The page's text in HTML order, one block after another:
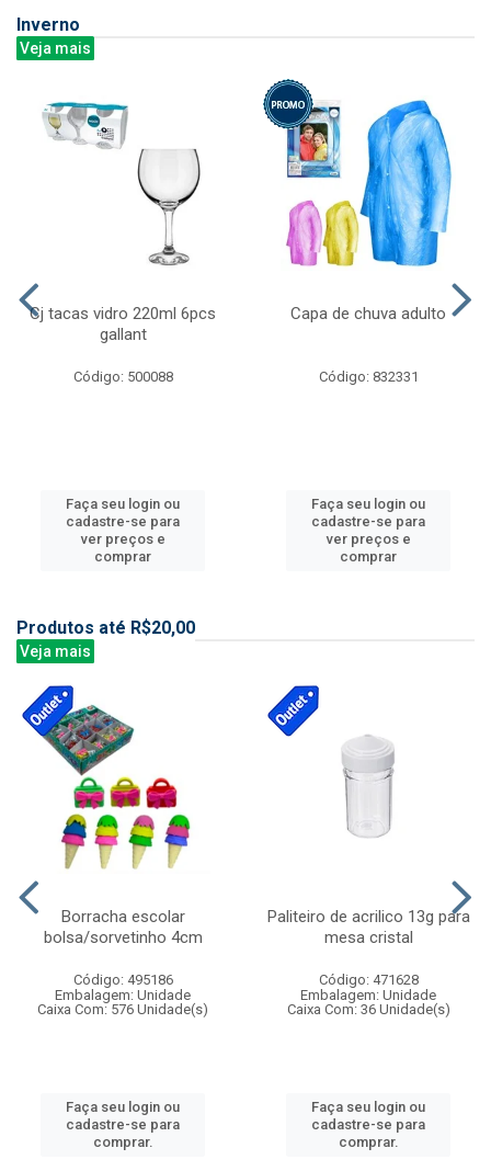
Inverno
Veja mais
Cj tacas vidro 220ml 6pcs
gallant
Código: 500088
Faça seu login ou
cadastre-se para
ver preços e
comprar
Capa de chuva adulto
Código: 832331
Faça seu login ou
cadastre-se para
ver preços e
comprar
Produtos até R$20,00
Veja mais
Borracha escolar
bolsa/sorvetinho 4cm
Código: 495186
Embalagem: Unidade
Caixa Com: 576 Unidade(s)
Faça seu login ou
cadastre-se para
comprar.
Paliteiro de acrilico 13g para
mesa cristal
Código: 471628
Embalagem: Unidade
Caixa Com: 36 Unidade(s)
Faça seu login ou
cadastre-se para
comprar.